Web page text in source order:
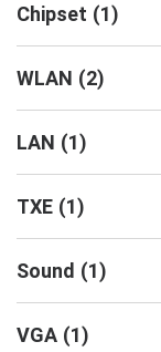
Chipset (1)
WLAN (2)
LAN (1)
TXE (1)
Sound (1)
VGA (1)